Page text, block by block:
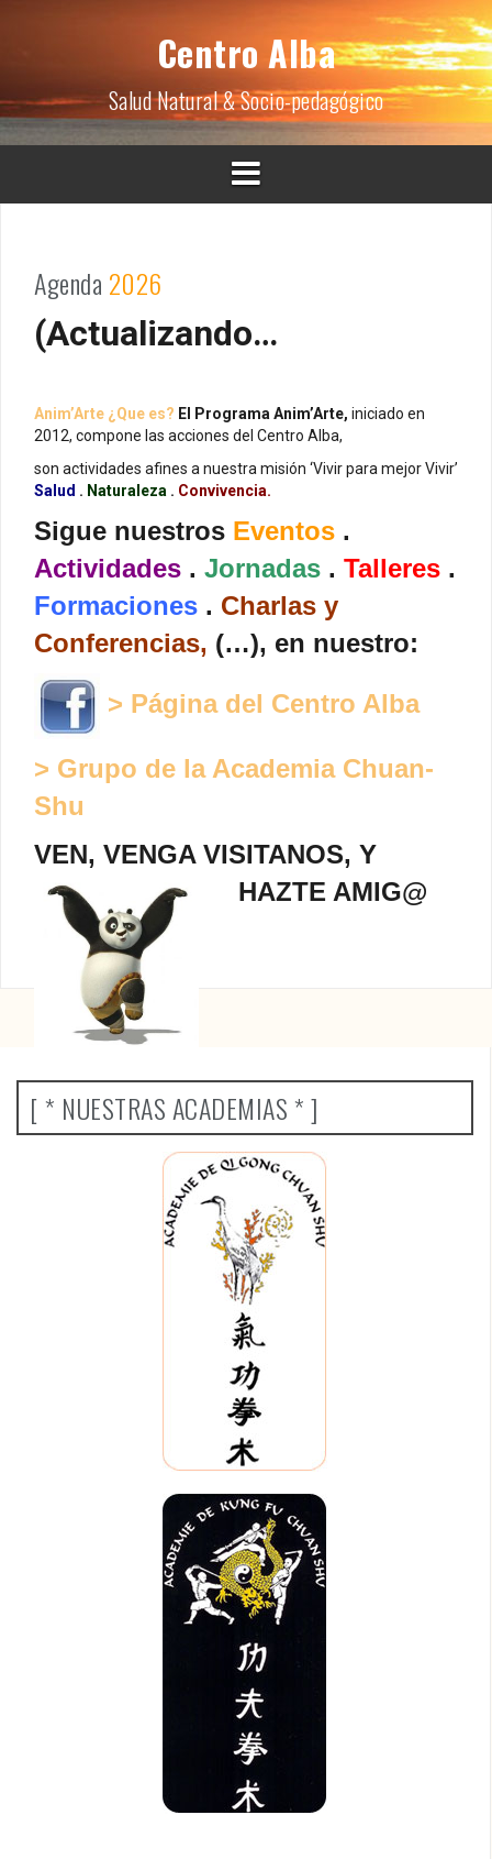
t
o
c
t
Centro Alba
Salud Natural & Socio-pedagógico
Agenda 2026
(Actualizando…
Anim’Arte ¿Que es? El Programa Anim’Arte, iniciado en
2012, compone las acciones del Centro Alba,
son actividades afines a nuestra misión ‘Vivir para mejor Vivir’
Salud . Naturaleza . Convivencia.
Sigue nuestros Eventos .
Actividades . Jornadas . Talleres .
Formaciones . Charlas y
Conferencias, (…), en nuestro:
> Página del Centro Alba
> Grupo de la Academia Chuan-
Shu
VEN, VENGA VISITANOS, Y
HAZTE AMIG@
[ * NUESTRAS ACADEMIAS * ]